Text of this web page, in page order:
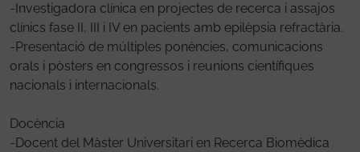
-Investigadora clínica en projectes de recerca i assajos
clínics fase II, III i IV en pacients amb epilèpsia refractària.
-Presentació de múltiples ponències, comunicacions
orals i pòsters en congressos i reunions científiques
nacionals i internacionals.
Docència
-Docent del Màster Universitari en Recerca Biomèdica